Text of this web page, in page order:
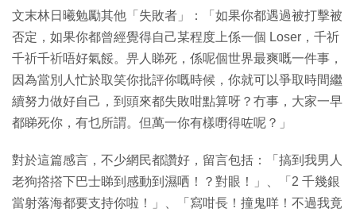
文末林日曦勉勵其他「失敗者」：「如果你都遇過被打擊被
否定，如果你都曾經覺得自己某程度上係一個 Loser，千祈
千祈千祈唔好氣餒。畀人睇死，係呢個世界最爽嘅一件事，
因為當別人忙於取笑你批評你嘅時候，你就可以爭取時間繼
續努力做好自己，到頭來都失敗咁點算呀？冇事，大家一早
都睇死你，有乜所謂。但萬一你有樣嘢得咗呢？」
對於這篇感言，不少網民都讚好，留言包括：「搞到我男人
老狗撘撘下巴士睇到感動到濕哂！？對眼！」、「2 千幾銀
當射落海都要支持你啦！」、「寫咁長！撞鬼咩！不過我竟